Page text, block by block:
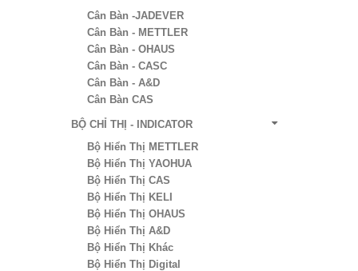
Cân Bàn -JADEVER
Cân Bàn - METTLER
Cân Bàn - OHAUS
Cân Bàn - CASC
Cân Bàn - A&D
Cân Bàn CAS
BỘ CHỈ THỊ - INDICATOR
Bộ Hiển Thị METTLER
Bộ Hiển Thị YAOHUA
Bộ Hiển Thị CAS
Bộ Hiển Thị KELI
Bộ Hiển Thị OHAUS
Bộ Hiển Thị A&D
Bộ Hiển Thị Khác
Bộ Hiển Thị Digital